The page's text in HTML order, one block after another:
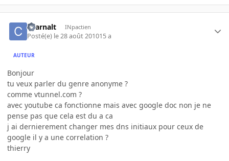
charnalt INpactien
Posté(e) le 28 août 201015 a
AUTEUR
Bonjour
tu veux parler du genre anonyme ?
comme vtunnel.com ?
avec youtube ca fonctionne mais avec google doc non je ne
pense pas que cela est du a ca
j ai dernierement changer mes dns initiaux pour ceux de
google il y a une correlation ?
thierry